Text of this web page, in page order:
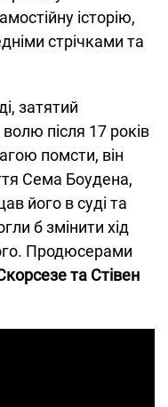
історію,
стрічками та
затятий
після 17 років
помсти, він
Сема Боудена,
його в суді та
б змінити хід
Продюсерами
та Стівен